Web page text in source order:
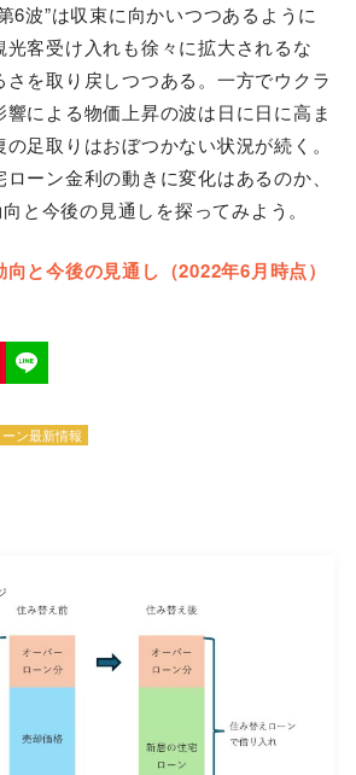
6波”は収束に向かいつつあるように
光客受け入れも徐々に拡大されるな
さを取り戻しつつある。一方でウクラ
による物価上昇の波は日に日に高ま
足取りはおぼつかない状況が続く。
ーン金利の動きに変化はあるのか、
と今後の見通しを探ってみよう。
と今後の見通し（2022年6月時点）
ン最新情報